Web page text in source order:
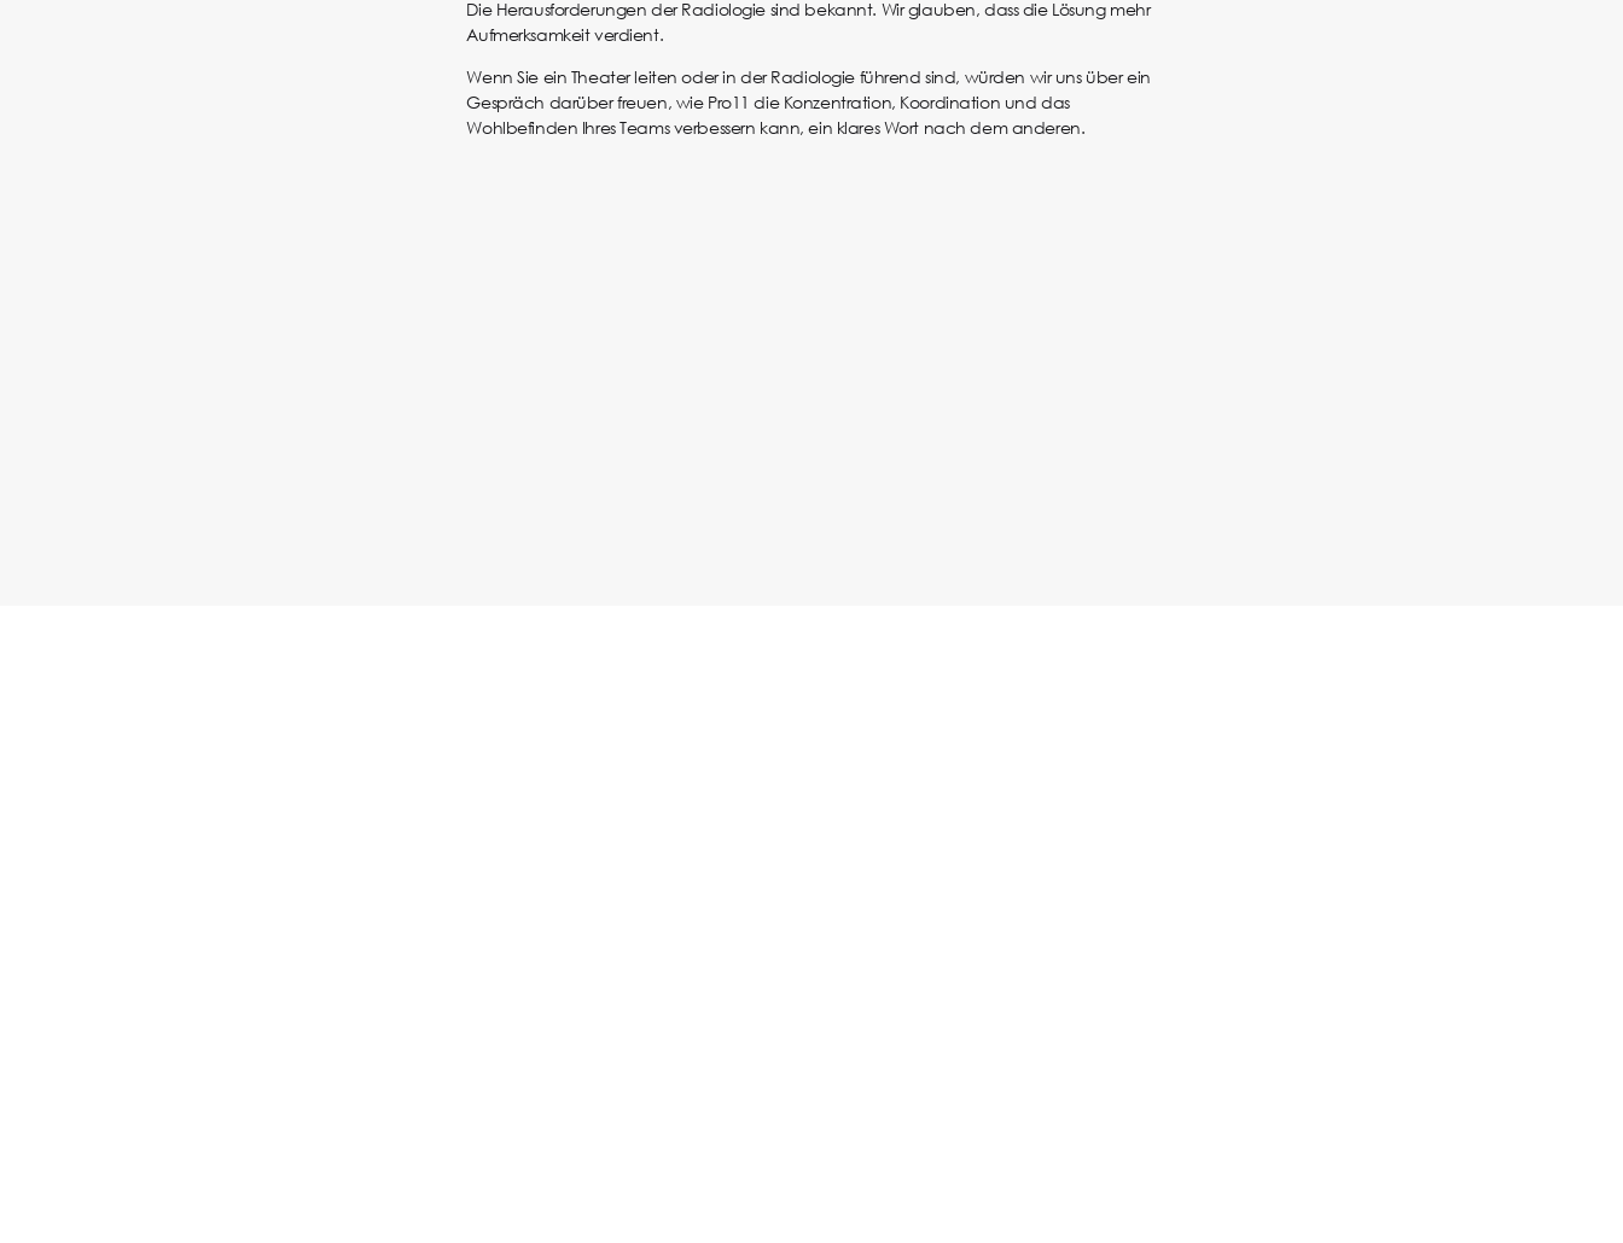
Die Herausforderungen der Radiologie sind bekannt. Wir glauben, dass die Lösung mehr
Aufmerksamkeit verdient.
Wenn Sie ein Theater leiten oder in der Radiologie führend sind, würden wir uns über ein
Gespräch darüber freuen, wie Pro11 die Konzentration, Koordination und das
Wohlbefinden Ihres Teams verbessern kann, ein klares Wort nach dem anderen.